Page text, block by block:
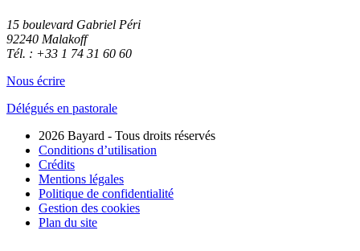
15 boulevard Gabriel Péri
92240 Malakoff
Tél. : +33 1 74 31 60 60
Nous écrire
Délégués en pastorale
2026 Bayard - Tous droits réservés
Conditions d’utilisation
Crédits
Mentions légales
Politique de confidentialité
Gestion des cookies
Plan du site